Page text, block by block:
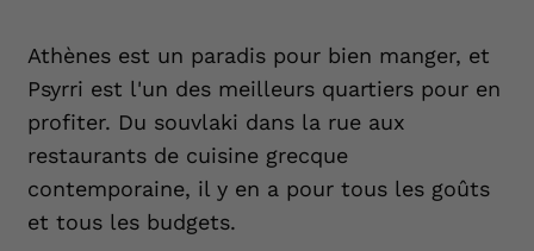
Athènes est un paradis pour bien manger, et
Psyrri est l'un des meilleurs quartiers pour en
profiter. Du souvlaki dans la rue aux
restaurants de cuisine grecque
contemporaine, il y en a pour tous les goûts
et tous les budgets.